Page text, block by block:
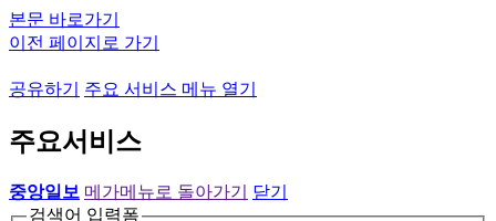
본문 바로가기
이전 페이지로 가기
공유하기 주요 서비스 메뉴 열기
주요서비스
중앙일보 메가메뉴로 돌아가기
닫기
검색어 입력폼